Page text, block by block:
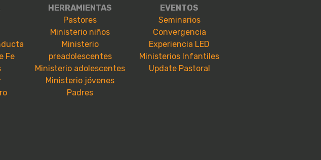
Fe
HERRAMIENTAS
Pastores
Ministerio niños
Ministerio
preadolescentes
Ministerio adolescentes
Ministerio jóvenes
Padres
EVENTOS
Seminarios
Convergencia
Experiencia LED
Ministerios Infantiles
Update Pastoral